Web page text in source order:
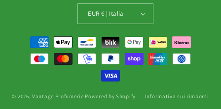
EUR € | Italia
Metodi
pagamento
© 2026,Vantage Profumerie Powered by Shopify Informativa sui rimborsi